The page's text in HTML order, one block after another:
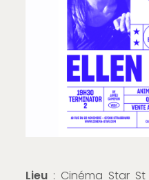
Lieu: Cinéma Star St